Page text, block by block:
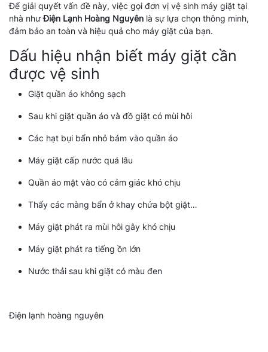
Để giải quyết vấn đề này, việc gọi đơn vị vệ sinh máy giặt tại
nhà nhưĐiện Lạnh Hoàng Nguyên là sự lựa chọn thông minh,
đảm bảo an toàn và hiệu quả cho máy giặt của bạn.
Dấu hiệu nhận biết máy giặt cần
được vệ sinh
Giặt quần áo không sạch
Sau khi giặt quần áo và đồ giặt có mùi hôi
Các hạt bụi bẩn nhỏ bám vào quần áo
Máy giặt cấp nước quá lâu
Quần áo mặt vào có cảm giác khó chịu
Thấy các màng bẩn ở khay chứa bột giặt…
Máy giặt phát ra mùi hôi gây khó chịu
Máy giặt phát ra tiếng ồn lớn
Nước thải sau khi giặt có màu đen